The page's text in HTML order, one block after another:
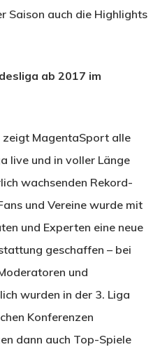
Saison auch die Highlights
ab 2017 im
MagentaSport alle
live und in voller Länge
wachsenden Rekord-
und Vereine wurde mit
und Experten eine neue
geschaffen – bei
und
wurden in der 3. Liga
Konferenzen
dann auch Top-Spiele